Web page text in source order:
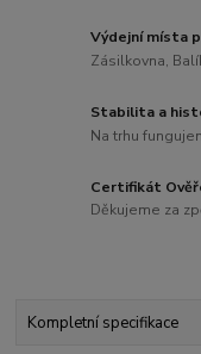
Výdejní místa
Zásilkovna,
Stabilita a
Na trhu
Certifikát
Děkujeme za
Kompletní specifikace